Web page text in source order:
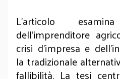
L’articolo
dell’imprenditore
crisi d’impresa e
la tradizionale
fallibilità. La tesi